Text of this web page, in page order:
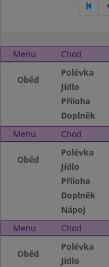
Menu Chod
Oběd
Polévka
Jídlo
Příloha
Doplněk
Menu
Chod
Oběd
Polévka
Jídlo
Příloha
Doplněk
Nápoj
Menu
Chod
Oběd
Polévka
Jídlo